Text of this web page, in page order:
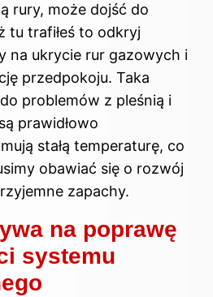
rury, może dojść do
tu trafiłeś to odkryj
na ukrycie rur gazowych i
przedpokoju. Taka
problemów z pleśnią i
prawidłowo
stałą temperaturę, co
obawiać się o rozwój
zapachy.
na poprawę
systemu